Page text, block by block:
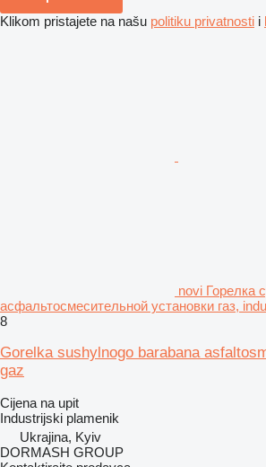
Klikom pristajete na našu politiku privatnosti i
novi Горелка
асфальтосмесительной установки газ,
8
Gorelka sushylnogo barabana
gaz
Cijena na upit
Industrijski plamenik
Ukrajina, Kyiv
DORMASH GROUP